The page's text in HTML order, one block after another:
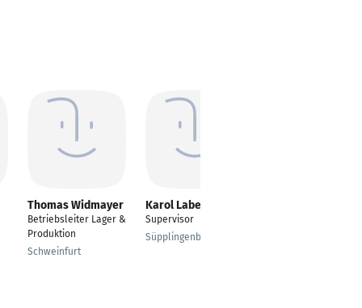
Thomas Widmayer
Betriebsleiter Lager &
Produktion
Schweinfurt
Karol Labedzki
Supervisor
Süpplingenburg